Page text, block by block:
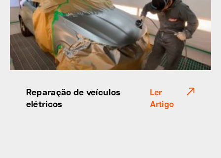
Reparação de veículos
elétricos
Ler
Artigo